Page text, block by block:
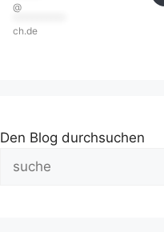
@
ch.de
Den Blog durchsuchen